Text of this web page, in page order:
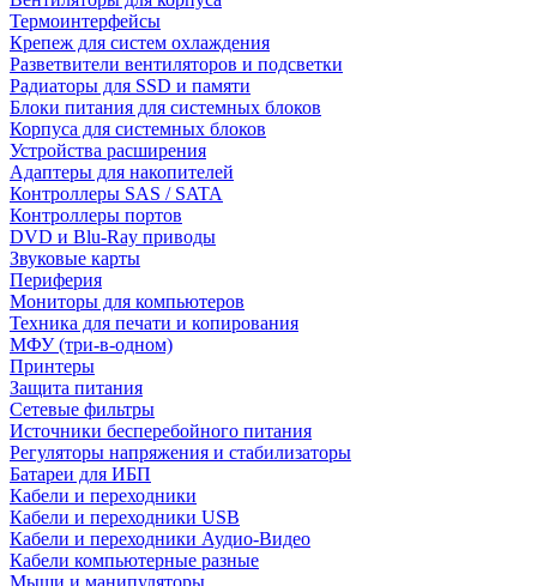
Термоинтерфейсы
Крепеж для систем охлаждения
Разветвители вентиляторов и подсветки
Радиаторы для SSD и памяти
Блоки питания для системных блоков
Корпуса для системных блоков
Устройства расширения
Адаптеры для накопителей
Контроллеры SAS / SATA
Контроллеры портов
DVD и Blu-Ray приводы
Звуковые карты
Периферия
Мониторы для компьютеров
Техника для печати и копирования
МФУ (три-в-одном)
Принтеры
Защита питания
Сетевые фильтры
Источники бесперебойного питания
Регуляторы напряжения и стабилизаторы
Батареи для ИБП
Кабели и переходники
Кабели и переходники USB
Кабели и переходники Аудио-Видео
Кабели компьютерные разные
Мыши и манипуляторы